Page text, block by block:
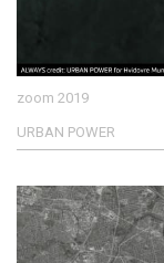
zoom 2019
URBAN POWER